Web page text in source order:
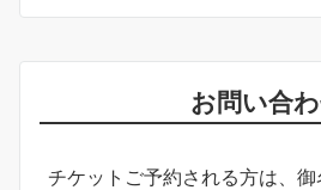
お問い合
チケットご予約される方は、